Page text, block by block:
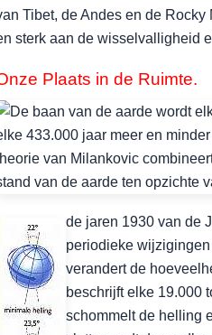
Tibet, de Andes en de
sterk aan de wisselvalligheid
Plaats in de Ruimte.
de jaren 1930 van de
periodieke
verandert de
beschrijft elke 19.000
schommelt de helling